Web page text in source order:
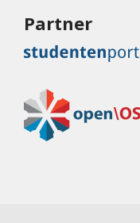
Partner